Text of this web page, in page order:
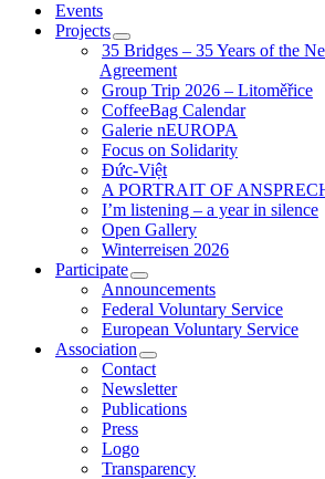
Events
Projects
35 Bridges – 35 Years of the
Agreement
Group Trip 2026 – Litoměřice
CoffeeBag Calendar
Galerie nEUROPA
Focus on Solidarity
Đức-Việt
A PORTRAIT OF
I’m listening – a year in silence
Open Gallery
Winterreisen 2026
Participate
Announcements
Federal Voluntary Service
European Voluntary Service
Association
Contact
Newsletter
Publications
Press
Logo
Transparency